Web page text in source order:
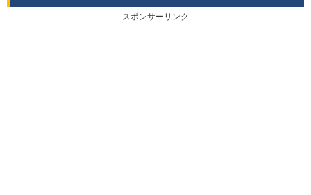
スポンサーリンク